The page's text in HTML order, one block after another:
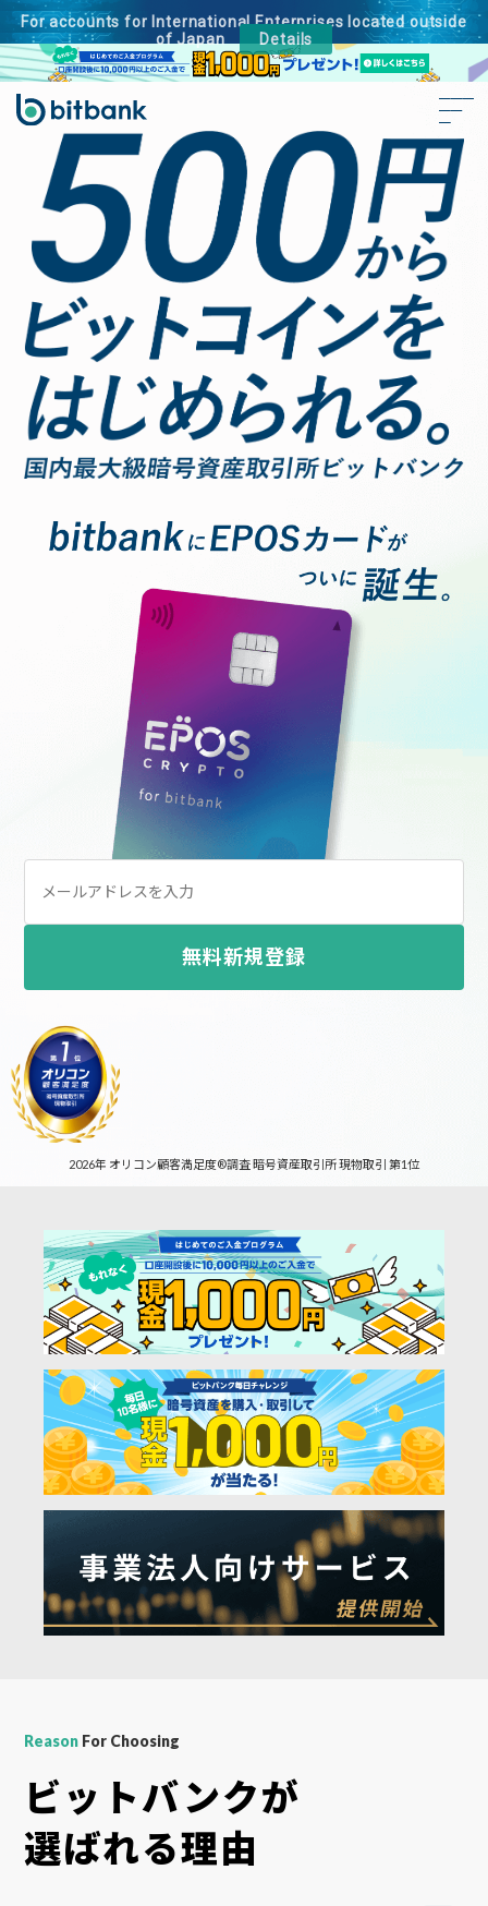
For accounts for International Enterprises located outside
of Japan
Details
無料新規登録
2026年 オリコン顧客満足度®調査 暗号資産取引所 現物取引 第1位
Reason For Choosing
ビットバンクが
選ばれる理由